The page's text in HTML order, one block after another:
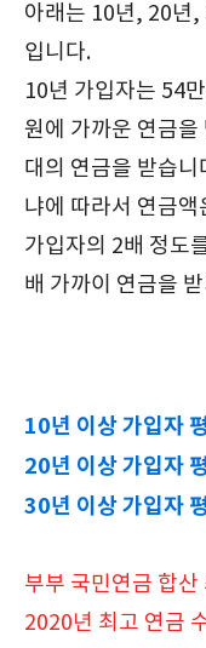
아래는 10년, 20년,
입니다.
10년 가입자는 54
원에 가까운 연금
대의 연금을 받습
냐에 따라서 연금
가입자의 2배 정도
배 가까이 연금을
10년 이상 가입자
20년 이상 가입자
30년 이상 가입자
부부 국민연금 합
2020년 최고 연금